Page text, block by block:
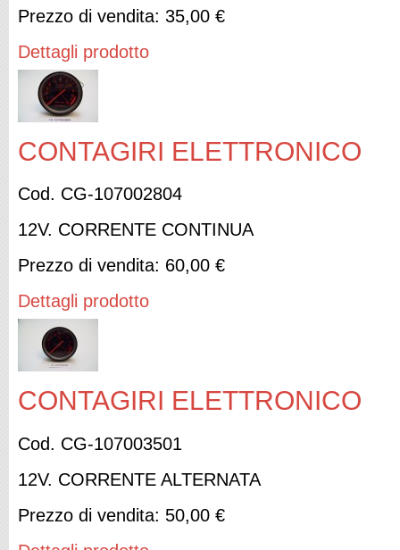
Prezzo di vendita: 35,00 €
Dettagli prodotto
CONTAGIRI ELETTRONICO
Cod. CG-107002804
12V. CORRENTE CONTINUA
Prezzo di vendita: 60,00 €
Dettagli prodotto
CONTAGIRI ELETTRONICO
Cod. CG-107003501
12V. CORRENTE ALTERNATA
Prezzo di vendita: 50,00 €